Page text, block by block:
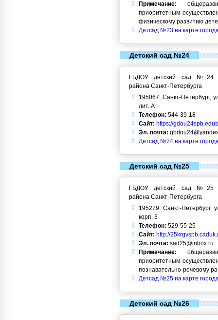
Примечание:
приоритетным
физическому развитию
Детсад №23 на карте
Детский сад №24
ГБДОУ детский сад №24
района Санкт-Петербурга
195067, Санкт-Петербург,
лит. А
Телефон: 544-39-18
Сайт: https://
Эл. почта:
Детсад №24 на карте
Детский сад №25
ГБДОУ детский сад №25
района Санкт-Петербурга
195279, Санкт-Петербург,
корп. 3
Телефон: 529-55-25
Сайт: http://
Эл. почта: sad25@inbox.ru
Примечание:
приоритетным
познавательно-речевому
Детсад №25 на карте
Детский сад №26